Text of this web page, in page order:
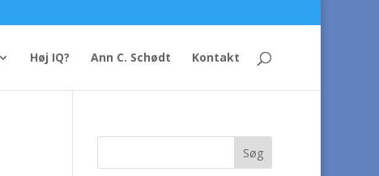
Høj IQ? Ann C. Schødt Kontakt